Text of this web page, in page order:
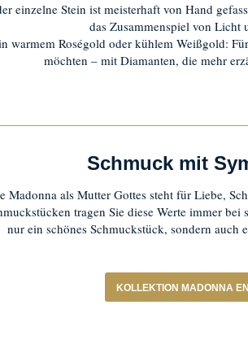
einzelne Stein ist meisterhaft von Hand
das Zusammenspiel von Licht
warmem Roségold oder kühlem Weißgold:
möchten – mit Diamanten, die mehr
Schmuck mit
Madonna als Mutter Gottes steht für Liebe,
tragen Sie diese Werte immer
nur ein schönes Schmuckstück, sondern auch
KOLLEKTION MADONNA